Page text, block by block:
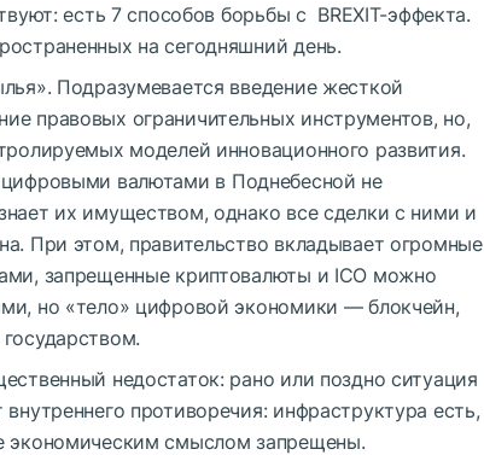
есть 7 способов борьбы с BREXIT-эффекта.
на сегодняшний день.
Подразумевается введение жесткой
правовых ограничительных инструментов, но,
моделей инновационного развития.
валютами в Поднебесной не
их имуществом, однако все сделки с ними и
При этом, правительство вкладывает огромные
запрещенные криптовалюты и ICO можно
но «тело» цифровой экономики — блокчейн,
недостаток: рано или поздно ситуация
противоречия: инфраструктура есть,
экономическим смыслом запрещены.